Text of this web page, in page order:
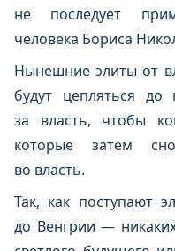
не последует
человека Бориса
Нынешние элиты от
будут цепляться до
за власть, чтобы
которые затем
во власть.
Так, как поступают
до Венгрии —